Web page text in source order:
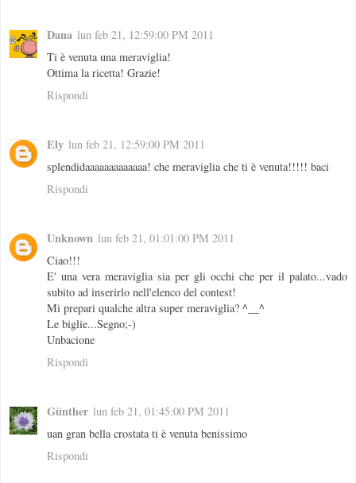
Dana lun feb 21, 12:59:00 PM 2011
Ti è venuta una meraviglia!
Ottima la ricetta! Grazie!
Rispondi
Ely lun feb 21, 12:59:00 PM 2011
splendidaaaaaaaaaaaaa! che meraviglia che ti è venuta!!!!! baci
Rispondi
Unknown lun feb 21, 01:01:00 PM 2011
Ciao!!!
E' una vera meraviglia sia per gli occhi che per il palato...vado
subito ad inserirlo nell'elenco del contest!
Mi prepari qualche altra super meraviglia? ^__^
Le biglie...Segno;-)
Unbacione
Rispondi
Günther lun feb 21, 01:45:00 PM 2011
uan gran bella crostata ti è venuta benissimo
Rispondi